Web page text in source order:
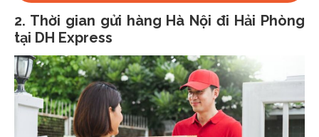
2. Thời gian gửi hàng Hà Nội đi Hải Phòng
tại DH Express